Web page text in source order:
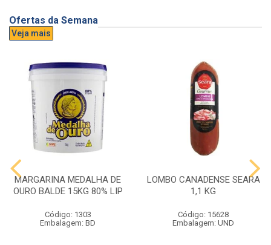
Ofertas da Semana
Veja mais
MARGARINA MEDALHA DE
OURO BALDE 15KG 80% LIP
Código: 1303
Embalagem: BD
LOMBO CANADENSE SEARA
1,1 KG
Código: 15628
Embalagem: UND